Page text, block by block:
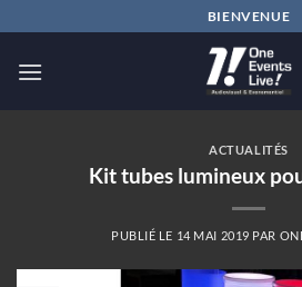
contenu
BIENVENUE
ACTUALITÉS
Kit tubes lumineux
PUBLIÉ LE 14 MAI 2019 PAR